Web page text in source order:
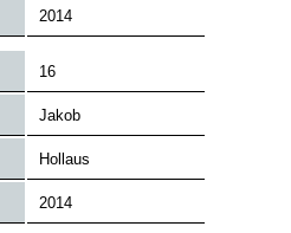
2014
16
Jakob
Hollaus
2014